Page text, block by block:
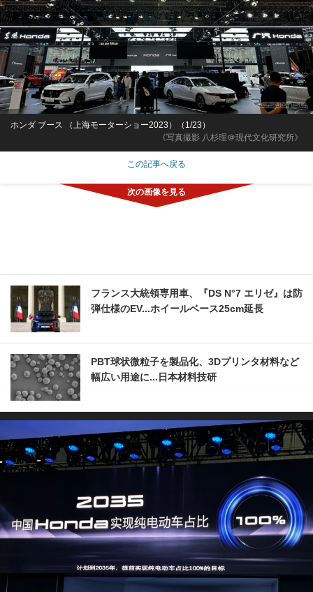
《写真撮影 八杉理＠現代文化研究所》
ホンダ ブース （上海モーターショー2023）（1/23）
この記事へ戻る
フランス大統領専用車、『DS N°7 エリゼ』は防
弾仕様のEV...ホイールベース25cm延長
PBT球状微粒子を製品化、3Dプリンタ材料など
幅広い用途に...日本材料技研